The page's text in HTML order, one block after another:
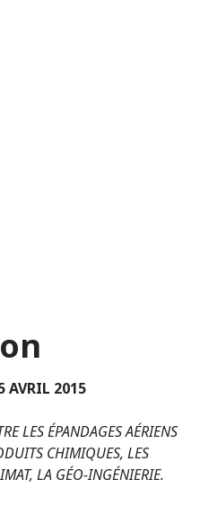
AVRIL 2015
LES ÉPANDAGES AÉRIENS
CHIMIQUES, LES
LA GÉO-INGÉNIERIE.